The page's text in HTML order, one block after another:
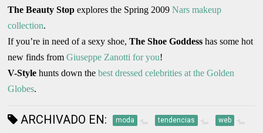
The Beauty Stop explores the Spring 2009Nars makeup
collection.
If you’re in need of a sexy shoe,The Shoe Goddess has some hot
new finds fromGiuseppe Zanotti for you!
V-Style hunts down thebest dressed celebrities at the Golden
Globes.
ARCHIVADO EN: moda tendencias web